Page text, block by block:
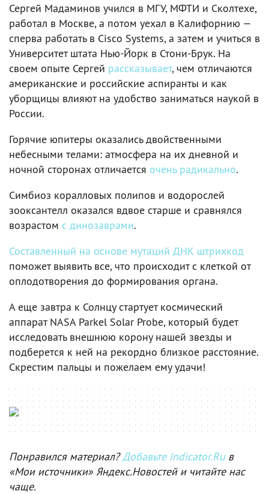
Сергей Мадаминов учился в МГУ, МФТИ и Сколтехе,
работал в Москве, а потом уехал в Калифорнию —
сперва работать в Cisco Systems, а затем и учиться в
Университет штата Нью-Йорк в Стони-Брук. На
своем опыте Сергей рассказывает, чем отличаются
американские и российские аспиранты и как
уборщицы влияют на удобство заниматься наукой в
России.
Горячие юпитеры оказались двойственными
небесными телами: атмосфера на их дневной и
ночной сторонах отличается очень радикально.
Симбиоз коралловых полипов и водорослей
зооксантелл оказался вдвое старше и сравнялся
возрастом с динозаврами.
Составленный на основе мутаций ДНК штрихкод
поможет выявить все, что происходит с клеткой от
оплодотворения до формирования органа.
А еще завтра к Солнцу стартует космический
аппарат NASA Parkel Solar Probe, который будет
исследовать внешнюю корону нашей звезды и
подберется к ней на рекордно близкое расстояние.
Скрестим пальцы и пожелаем ему удачи!
Понравился материал?Добавьте Indicator.Ruв
«Мои источники» Яндекс.Новостей и читайте нас
чаще.